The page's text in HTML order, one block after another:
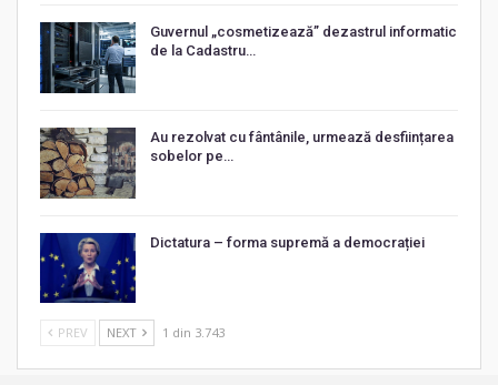
Guvernul „cosmetizează” dezastrul informatic
de la Cadastru…
Au rezolvat cu fântânile, urmează desființarea
sobelor pe…
Dictatura – forma supremă a democrației
PREV NEXT 1 din 3.743